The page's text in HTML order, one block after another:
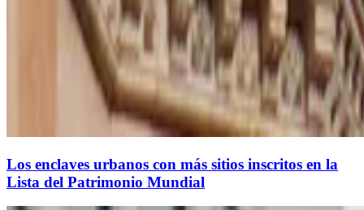
Los enclaves urbanos con más sitios inscritos en la
Lista del Patrimonio Mundial